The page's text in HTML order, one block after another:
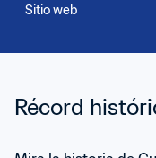
Sitio web
Récord